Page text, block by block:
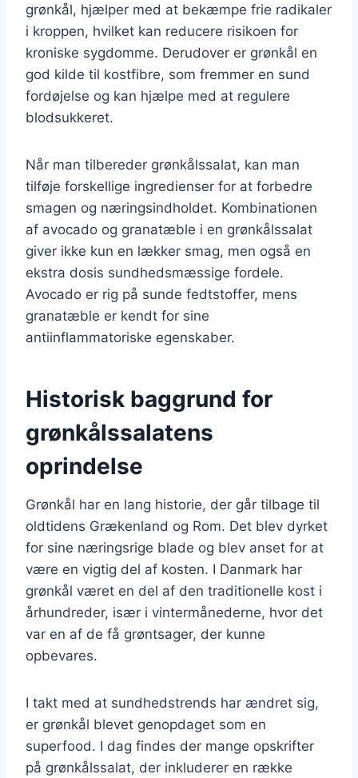
grønkål, hjælper med at bekæmpe frie radikaler
i kroppen, hvilket kan reducere risikoen for
kroniske sygdomme. Derudover er grønkål en
god kilde til kostfibre, som fremmer en sund
fordøjelse og kan hjælpe med at regulere
blodsukkeret.
Når man tilbereder grønkålssalat, kan man
tilføje forskellige ingredienser for at forbedre
smagen og næringsindholdet. Kombinationen
af avocado og granatæble i en grønkålssalat
giver ikke kun en lækker smag, men også en
ekstra dosis sundhedsmæssige fordele.
Avocado er rig på sunde fedtstoffer, mens
granatæble er kendt for sine
antiinflammatoriske egenskaber.
Historisk baggrund for
grønkålssalatens
oprindelse
Grønkål har en lang historie, der går tilbage til
oldtidens Grækenland og Rom. Det blev dyrket
for sine næringsrige blade og blev anset for at
være en vigtig del af kosten. I Danmark har
grønkål været en del af den traditionelle kost i
århundreder, især i vintermånederne, hvor det
var en af de få grøntsager, der kunne
opbevares.
I takt med at sundhedstrends har ændret sig,
er grønkål blevet genopdaget som en
superfood. I dag findes der mange opskrifter
på grønkålssalat, der inkluderer en række